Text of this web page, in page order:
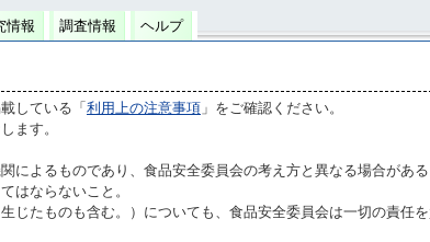
情報 調査情報 ヘルプ
している「 利用上の注意事項 」をご確認ください。
ます。
によるものであり、食品安全委員会の考え方と異なる場合がある
はならないこと。
じたものも含む。）についても、食品安全委員会は一切の責任